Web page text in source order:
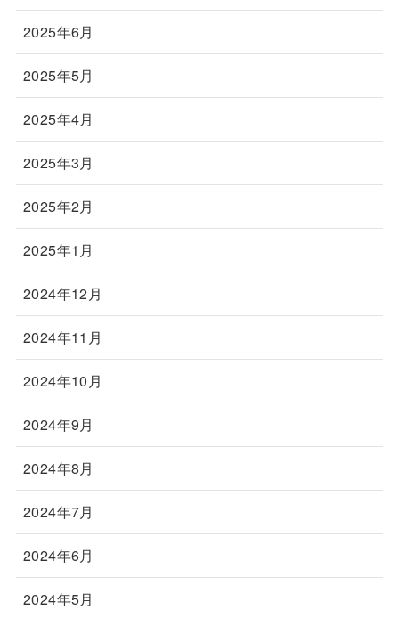
2025年6月
2025年5月
2025年4月
2025年3月
2025年2月
2025年1月
2024年12月
2024年11月
2024年10月
2024年9月
2024年8月
2024年7月
2024年6月
2024年5月